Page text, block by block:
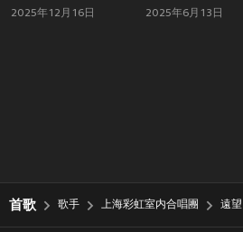
2025年12月16日 2025年6月13日
首歌 歌手 上海彩虹室内合唱團 遠望